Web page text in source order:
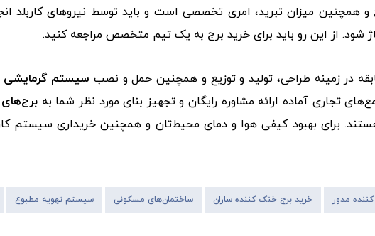
همچنین میزان تبرید، امری تخصصی است و باید توسط نیروهای کاربلد
شود. از این رو باید برای خرید برج به یک تیم متخصص مراجعه کنید.
در زمینه طراحی، تولید و توزیع و همچنین حمل و نصب سیستم گرمایشی
تجاری آماده ارائه مشاوره رایگان و تجهیز بنای مورد نظر شما به
برای بهبود کیفی هوا و دمای محیط‌تان و همچنین خریداری سیستم
مدور خرید برج خنک کننده ساران ساختمان‌های مسکونی سیستم تهویه مطبوع